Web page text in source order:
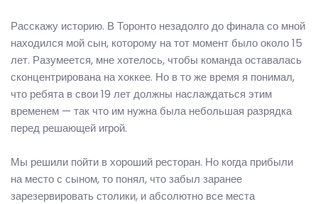
Расскажу историю. В Торонто незадолго до финала со мной
находился мой сын, которому на тот момент было около 15
лет. Разумеется, мне хотелось, чтобы команда оставалась
сконцентрирована на хоккее. Но в то же время я понимал,
что ребята в свои 19 лет должны наслаждаться этим
временем — так что им нужна была небольшая разрядка
перед решающей игрой.
Мы решили пойти в хороший ресторан. Но когда прибыли
на место с сыном, то понял, что забыл заранее
зарезервировать столики, и абсолютно все места